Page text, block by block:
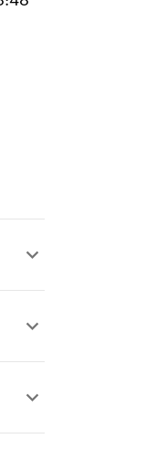
keyboard_arrow_up
keyboard_arrow_up
keyboard_arrow_up